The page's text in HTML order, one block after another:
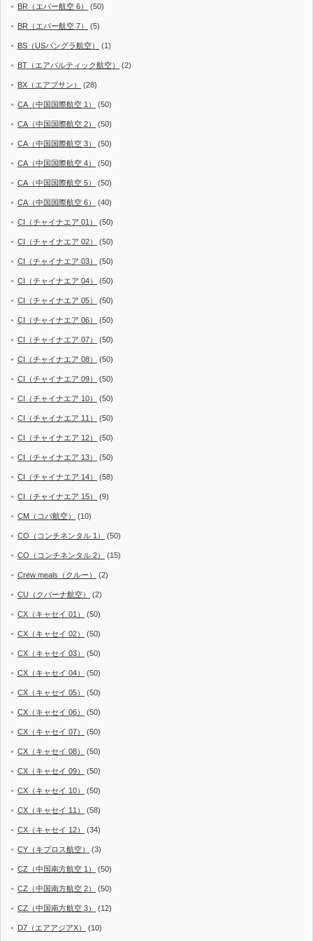
BR（エバー航空 6） (50)
BR（エバー航空 7） (5)
BS（USバングラ航空） (1)
BT（エアバルティック航空） (2)
BX（エアプサン） (28)
CA（中国国際航空 1） (50)
CA（中国国際航空 2） (50)
CA（中国国際航空 3） (50)
CA（中国国際航空 4） (50)
CA（中国国際航空 5） (50)
CA（中国国際航空 6） (40)
CI（チャイナエア 01） (50)
CI（チャイナエア 02） (50)
CI（チャイナエア 03） (50)
CI（チャイナエア 04） (50)
CI（チャイナエア 05） (50)
CI（チャイナエア 06） (50)
CI（チャイナエア 07） (50)
CI（チャイナエア 08） (50)
CI（チャイナエア 09） (50)
CI（チャイナエア 10） (50)
CI（チャイナエア 11） (50)
CI（チャイナエア 12） (50)
CI（チャイナエア 13） (50)
CI（チャイナエア 14） (58)
CI（チャイナエア 15） (9)
CM（コパ航空） (10)
CO（コンチネンタル 1） (50)
CO（コンチネンタル 2） (15)
Crew meals（クルー） (2)
CU（クバーナ航空） (2)
CX（キャセイ 01） (50)
CX（キャセイ 02） (50)
CX（キャセイ 03） (50)
CX（キャセイ 04） (50)
CX（キャセイ 05） (50)
CX（キャセイ 06） (50)
CX（キャセイ 07） (50)
CX（キャセイ 08） (50)
CX（キャセイ 09） (50)
CX（キャセイ 10） (50)
CX（キャセイ 11） (58)
CX（キャセイ 12） (34)
CY（キプロス航空） (3)
CZ（中国南方航空 1） (50)
CZ（中国南方航空 2） (50)
CZ（中国南方航空 3） (12)
D7（エアアジアX） (10)